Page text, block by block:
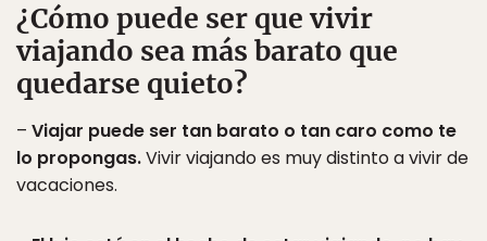
¿Cómo puede ser que vivir
viajando sea más barato que
quedarse quieto?
– Viajar puede ser tan barato o tan caro como te
lo propongas.Vivir viajando es muy distinto a vivir de
vacaciones.